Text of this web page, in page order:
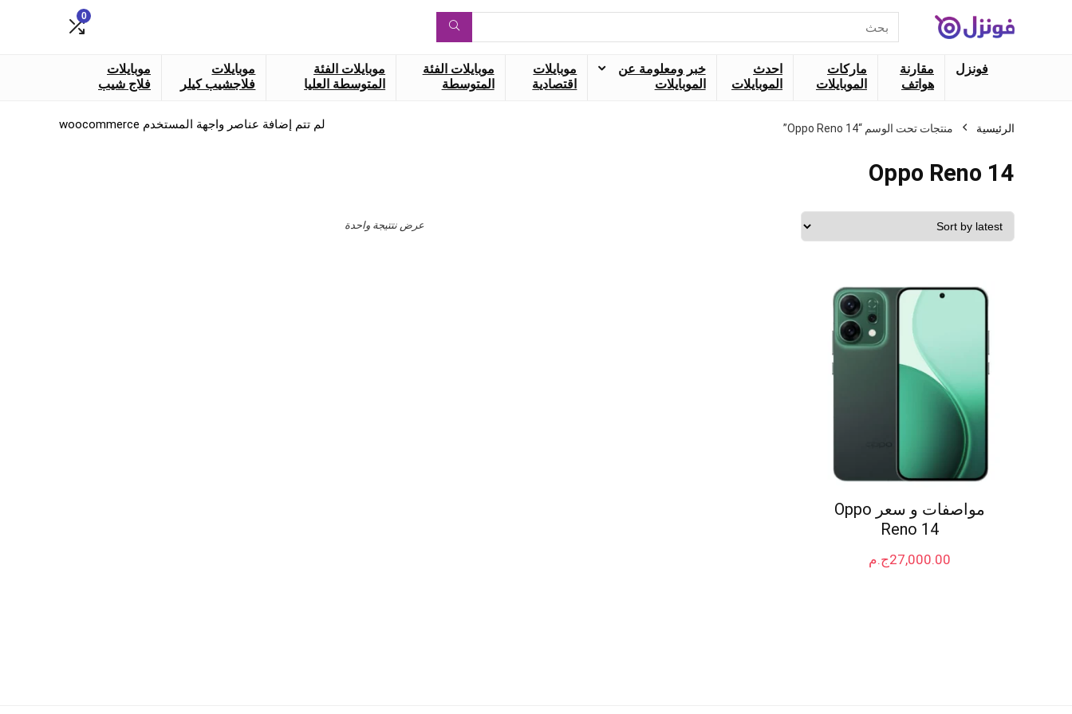
عن:
0
فونزل
مقارنة
هواتف
ماركات
الموبايلات
احدث
الموبايلات
خبر ومعلومة عن
الموبايلات
موبايلات
اقتصادية
موبايلات الفئة
المتوسطة
موبايلات الفئة
المتوسطة العليا
موبايلات
فلاجشيب كيلر
موبايلات
فلاج شيب
الرئيسية منتجات تحت الوسم “Oppo Reno 14”
Oppo Reno 14
عرض نتتيجة واحدة
مواصفات و سعر Oppo
Reno 14
ج.م27,000.00
لم تتم إضافة عناصر واجهة المستخدم woocommerce